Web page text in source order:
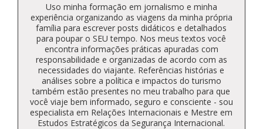
Uso minha formação em jornalismo e minha
experiência organizando as viagens da minha própria
família para escrever posts didáticos e detalhados
para poupar o SEU tempo. Nos meus textos você
encontra informações práticas apuradas com
responsabilidade e organizadas de acordo com as
necessidades do viajante. Referências histórias e
análises sobre a política e impactos do turismo
também estão presentes no meu trabalho para que
você viaje bem informado, seguro e consciente - sou
especialista em Relações Internacionais e Mestre em
Estudos Estratégicos da Segurança Internacional.